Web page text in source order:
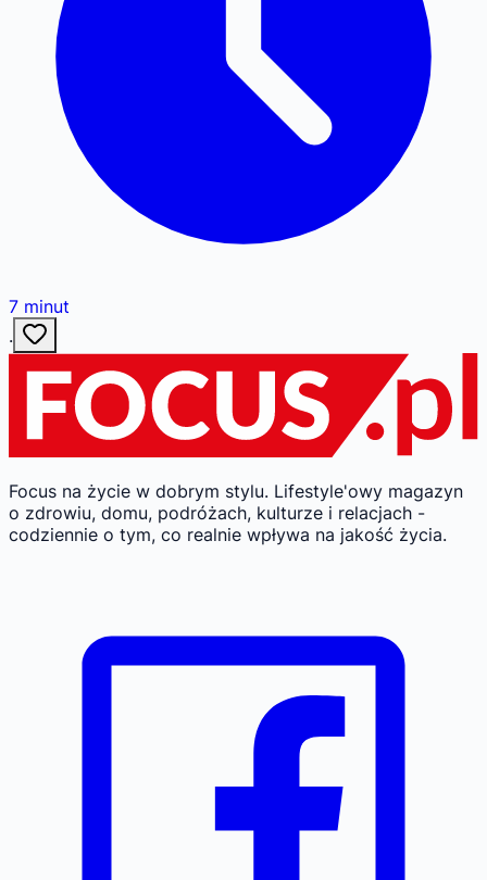
7 minut
·
Focus na życie w dobrym stylu. Lifestyle'owy magazyn
o zdrowiu, domu, podróżach, kulturze i relacjach -
codziennie o tym, co realnie wpływa na jakość życia.